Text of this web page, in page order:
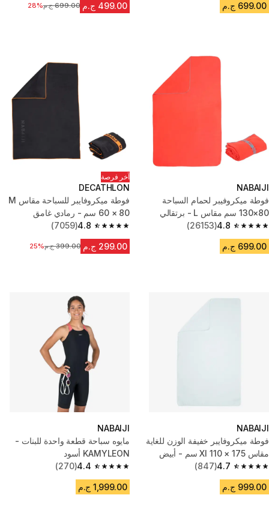
699.00 ج.م 499.00 ج.م السعر قبل التخفيض
699.00 ج.م 28%
NABAIJI
فوطة ميكروفيبر لحمام السباحة
80×130 سم مقاس L - برتقالي
4.8
4.8 out of 5 stars from 26153 reviews
(26153)
699.00 ج.م
آخر فرصة
DECATHLON
فوطة ميكروفايبر للسباحة مقاس M
60 × 80 سم - رمادي غامق
4.8
4.8 out of 5 stars from 7059 reviews
(7059)
299.00 ج.م السعر قبل التخفيض
399.00 ج.م 25%
NABAIJI
فوطة ميكروفايبر خفيفة الوزن للغاية
مقاس Xl 110 × 175 سم - أبيض
4.7
4.7 out of 5 stars from 847 reviews
(847)
999.00 ج.م
NABAIJI
مايوه سباحة قطعة واحدة للبنات -
KAMYLEON أسود
4.4
4.4 out of 5 stars from 270 reviews
(270)
1,999.00 ج.م